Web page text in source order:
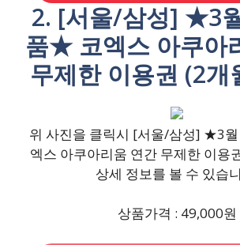
2. [서울/삼성] ★3
품★ 코엑스 아쿠아
무제한 이용권 (2개
위 사진을 클릭시 [서울/삼성] ★3
엑스 아쿠아리움 연간 무제한 이용
상세 정보를 볼 수 있습
상품가격 : 49,000원